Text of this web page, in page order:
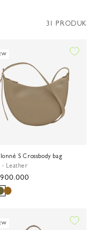
31 PRODUK
S Crossbody bag
- Leather